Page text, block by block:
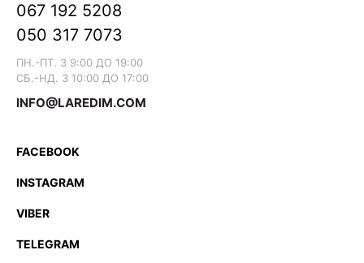
067 192 5208
050 317 7073
ПН.-ПТ. З 9:00 ДО 19:00
СБ.-НД. З 10:00 ДО 17:00
INFO@LAREDIM.COM
FACEBOOK
INSTAGRAM
VIBER
TELEGRAM